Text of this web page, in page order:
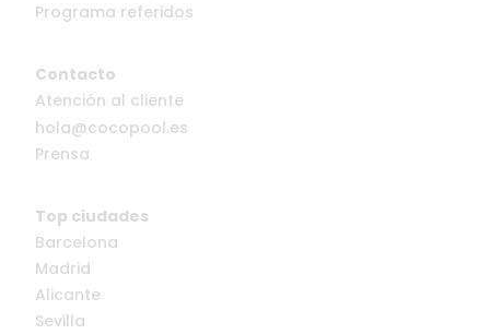
Programa referidos
Contacto
Atención al cliente
hola@cocopool.es
Prensa
Top ciudades
Barcelona
Madrid
Alicante
Sevilla